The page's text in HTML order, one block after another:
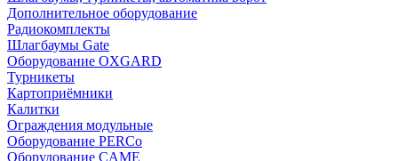
Дополнительное оборудование
Радиокомплекты
Шлагбаумы Gate
Оборудование OXGARD
Турникеты
Картоприёмники
Калитки
Ограждения модульные
Оборудование PERCo
Оборудование CAME